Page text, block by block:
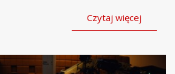
Czytaj więcej